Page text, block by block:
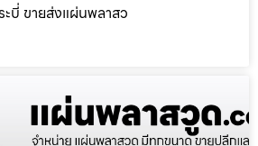
บี่ ขายส่งแผ่นพลาสว